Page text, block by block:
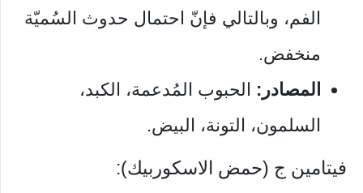
الفم، وبالتالي فإنّ احتمال حدوث السُميّة
منخفض.
المصادر: الحبوب المُدعمة، الكبد،
السلمون، التونة، البيض.
فيتامين ج (حمض الاسكوربيك):